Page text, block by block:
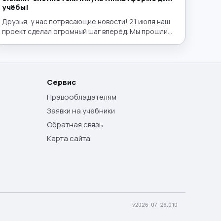
учёбы!
Друзья, у нас потрясающие новости! 21 июля наш
проект сделал огромный шаг вперёд. Мы прошли
запустив полный интерактивный функционал!
место, где можно бесплатно найти нужный учебник
лаборатория и интерактивный класс в одном окне.
Сервис
Правообладателям
Заявки на учебники
Обратная связь
Карта сайта
v2026-07-26.010